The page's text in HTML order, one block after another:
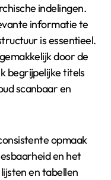
indelingen.
informatie te
is essentieel.
door de
begrijpelijke titels
scanbaar en
opmaak
en het
en tabellen